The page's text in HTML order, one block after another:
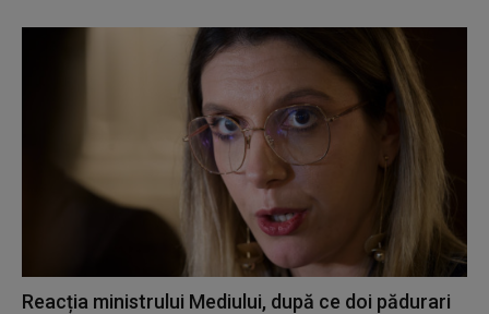
Reacția ministrului Mediului, după ce doi pădurari